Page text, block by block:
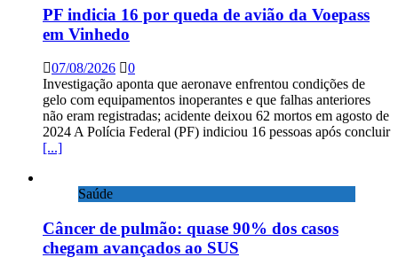
PF indicia 16 por queda de avião da Voepass
em Vinhedo
07/08/2026
0
Investigação aponta que aeronave enfrentou condições de
gelo com equipamentos inoperantes e que falhas anteriores
não eram registradas; acidente deixou 62 mortos em agosto de
2024 A Polícia Federal (PF) indiciou 16 pessoas após concluir
[...]
Saúde
Câncer de pulmão: quase 90% dos casos
chegam avançados ao SUS